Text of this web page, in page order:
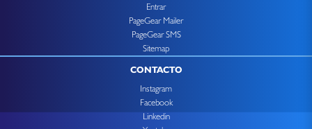
Entrar
PageGear Mailer
PageGear SMS
Sitemap
CONTACTO
Instagram
Facebook
Linkedin